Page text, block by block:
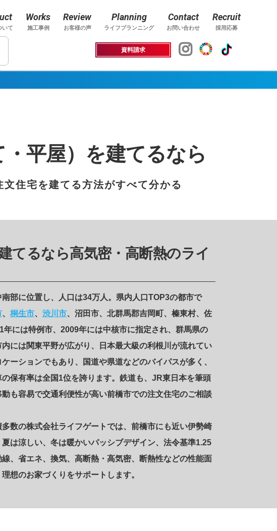
いて
Works
施工事例
Review
お客様の声
Planning
ライフプランニング
Contact
お問い合わせ
Recruit
採用応募
資料請求
平屋）を建てるなら
住宅を建てる方法がすべて分かる
てるなら高気密・高断熱のライ
部に位置し、人口は34万人。県内人口TOP3の都市で
、 桐生市、 渋川市、沼田市、北群馬郡吉岡町、榛東村、佐
には特例市、2009年には中核市に指定され、群馬県の
には関東平野が広がり、日本最大級の利根川が流れてい
ーションでもあり、国道や県道などのバイパスが多く、
保有率は全国1位を誇ります。鉄道も、JR東日本を筆頭
も容易で交通利便性が高い前橋市での注文住宅のご相談
数の株式会社ライフゲートでは、前橋市にも近い伊勢崎
は涼しい、冬は暖かいパッシブデザイン、法令基準1.25
、省エネ、換気、高断熱・高気密、断熱性などの性能面
想のお家づくりをサポートします。